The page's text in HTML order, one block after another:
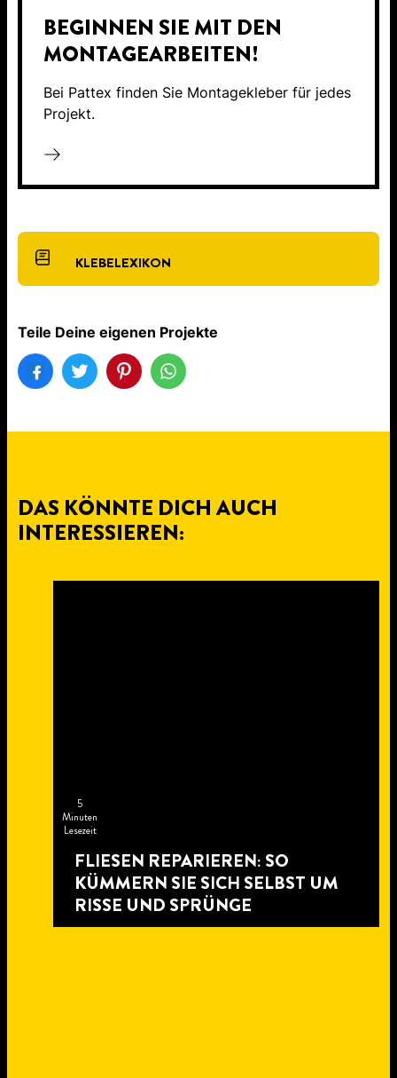
BEGINNEN SIE MIT DEN
MONTAGEARBEITEN!
Bei Pattex finden Sie Montagekleber für jedes
Projekt.
KLEBELEXIKON
Teile Deine eigenen Projekte
DAS KÖNNTE DICH AUCH
INTERESSIEREN:
5
Minuten
Lesezeit
FLIESEN REPARIEREN: SO
KÜMMERN SIE SICH SELBST UM
RISSE UND SPRÜNGE